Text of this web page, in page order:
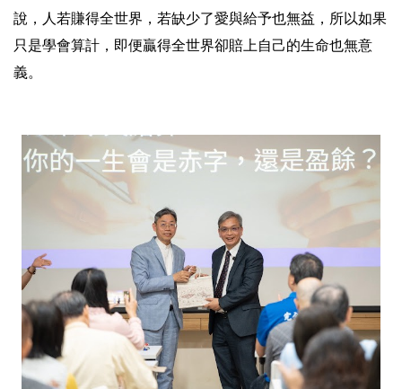
說，人若賺得全世界，若缺少了愛與給予也無益，所以如果
只是學會算計，即便贏得全世界卻賠上自己的生命也無意
義。